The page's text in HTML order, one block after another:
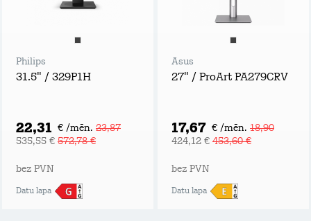
Philips
31.5" / 329P1H
22,31 € /mēn. 23,87
535,55 € 572,78 €
bez PVN
Datu lapa
Asus
27" / ProArt PA279CRV
17,67 € /mēn. 18,90
424,12 € 453,60 €
bez PVN
Datu lapa